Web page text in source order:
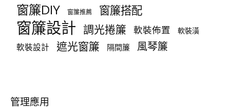
窗簾DIY 窗簾推薦 窗簾搭配
窗簾設計 調光捲簾 軟裝佈置 軟裝潢
軟裝設計 遮光窗簾 隔間簾 風琴簾
管理應用